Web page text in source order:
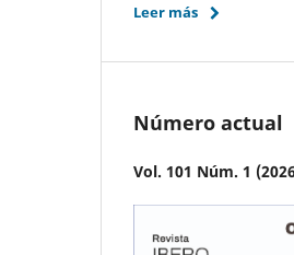
Leer más
Número actual
Vol. 101 Núm. 1